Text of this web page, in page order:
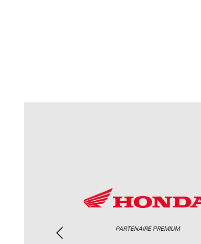
PARTENAIRE PREMIUM